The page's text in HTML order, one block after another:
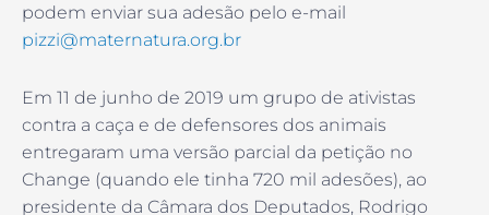
podem enviar sua adesão pelo e-mail
pizzi@maternatura.org.br
Em 11 de junho de 2019 um grupo de ativistas
contra a caça e de defensores dos animais
entregaram uma versão parcial da petição no
Change (quando ele tinha 720 mil adesões), ao
presidente da Câmara dos Deputados, Rodrigo